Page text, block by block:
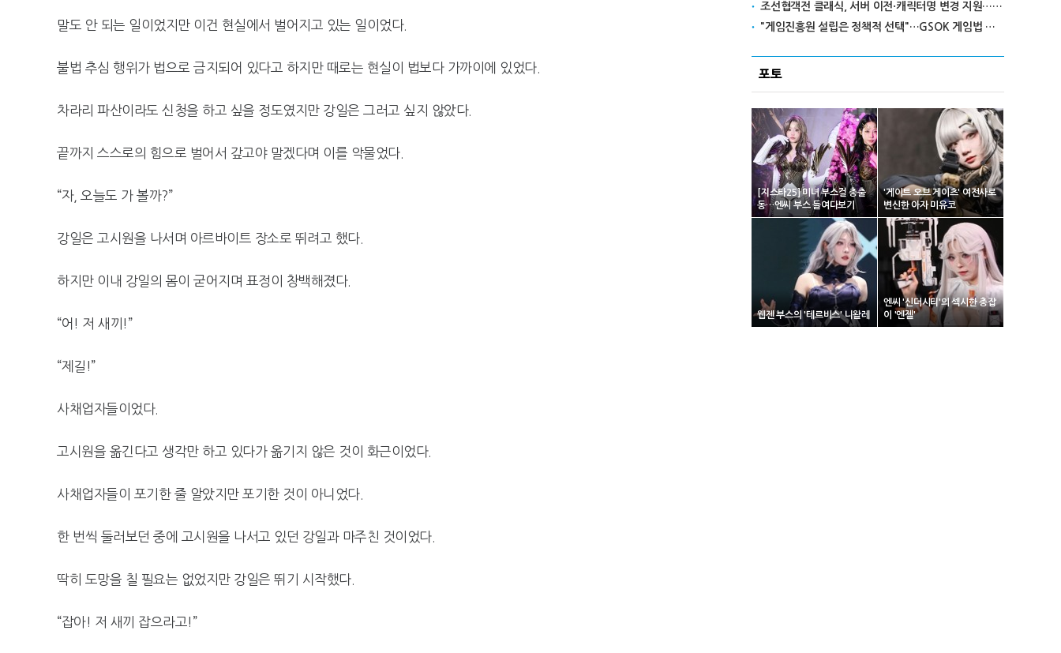
말도 안 되는 일이었지만 이건 현실에서 벌어지고 있는 일이었다.
불법 추심 행위가 법으로 금지되어 있다고 하지만 때로는 현실이 법보다 가까이에 있었다.
차라리 파산이라도 신청을 하고 싶을 정도였지만 강일은 그러고 싶지 않았다.
끝까지 스스로의 힘으로 벌어서 갚고야 말겠다며 이를 악물었다.
“자, 오늘도 가 볼까?”
강일은 고시원을 나서며 아르바이트 장소로 뛰려고 했다.
하지만 이내 강일의 몸이 굳어지며 표정이 창백해졌다.
“어! 저 새끼!”
“제길!”
사채업자들이었다.
고시원을 옮긴다고 생각만 하고 있다가 옮기지 않은 것이 화근이었다.
사채업자들이 포기한 줄 알았지만 포기한 것이 아니었다.
한 번씩 둘러보던 중에 고시원을 나서고 있던 강일과 마주친 것이었다.
딱히 도망을 칠 필요는 없었지만 강일은 뛰기 시작했다.
“잡아! 저 새끼 잡으라고!”
조선협객전 클래식, 서버 이전·캐릭터명 변경 지원…'역질의 들판' 콘텐츠 확장
"게임진흥원 설립은 정책적 선택"…GSOK 게임법 전부개정안 포럼서 제기
포토
[지스타25] 미녀 부스걸 총출
동…엔씨 부스 들여다보기
'게이트 오브 게이츠' 여전사로
변신한 아자 미유코
웹젠 부스의 '테르비스' 니왈레
엔씨 '신더시티'의 섹시한 총잡
이 '엔젤'